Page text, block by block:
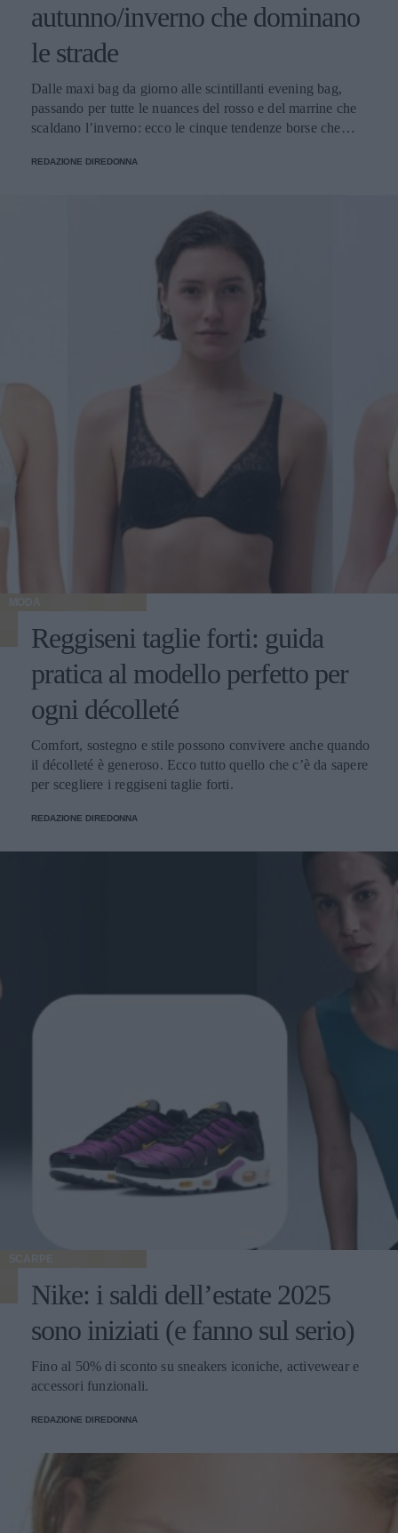
autunno/inverno che dominano
le strade
Dalle maxi bag da giorno alle scintillanti evening bag,
passando per tutte le nuances del rosso e del marrine che
scaldano l’inverno: ecco le cinque tendenze borse che
REDAZIONE DIREDONNA
MODA
Reggiseni taglie forti: guida
pratica al modello perfetto per
ogni décolleté
Comfort, sostegno e stile possono convivere anche quando
il décolleté è generoso. Ecco tutto quello che c’è da sapere
per scegliere i reggiseni taglie forti.
REDAZIONE DIREDONNA
SCARPE
Nike: i saldi dell’estate 2025
sono iniziati (e fanno sul serio)
Fino al 50% di sconto su sneakers iconiche, activewear e
accessori funzionali.
REDAZIONE DIREDONNA